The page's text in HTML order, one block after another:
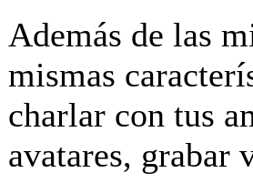
Además de las
mismas
charlar con tus
avatares, grabar